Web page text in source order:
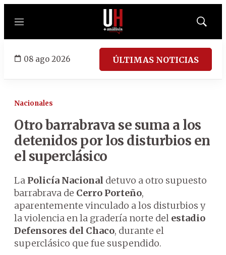
Menú
Mostrar
08 ago 2026 ÚLTIMAS NOTICIAS
Nacionales
Otro barrabrava se suma a los
detenidos por los disturbios en
el superclásico
La Policía Nacional detuvo a otro supuesto
barrabrava de Cerro Porteño,
aparentemente vinculado a los disturbios y
la violencia en la gradería norte del estadio
Defensores del Chaco, durante el
superclásico que fue suspendido.